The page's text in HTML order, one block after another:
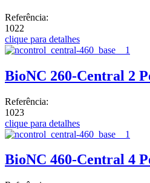
Referência:
1022
clique para detalhes
BioNC 260-Central 2
Referência:
1023
clique para detalhes
BioNC 460-Central 4